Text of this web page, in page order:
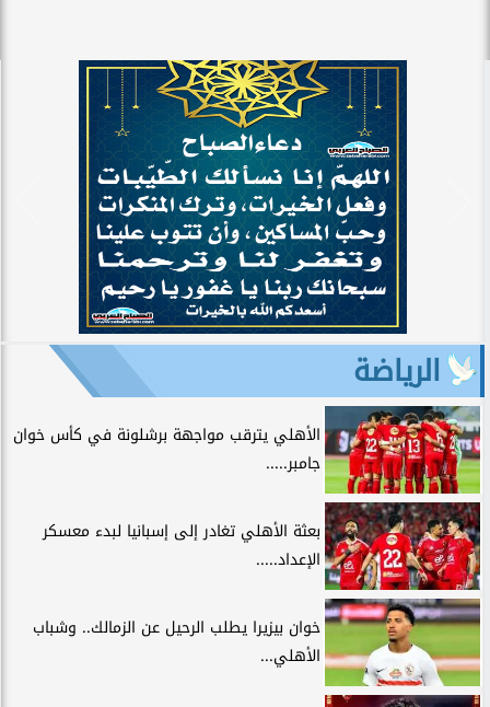
الرياضة
الأهلي يترقب مواجهة برشلونة في كأس خوان
جامبر.....
بعثة الأهلي تغادر إلى إسبانيا لبدء معسكر
الإعداد.....
خوان بيزيرا يطلب الرحيل عن الزمالك.. وشباب
الأهلي...